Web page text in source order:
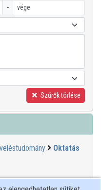
-
Szűrők törlése
Oktatás